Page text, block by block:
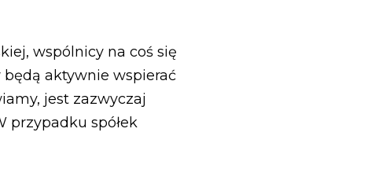
wspólnicy na coś się
będą aktywnie wspierać
jest zazwyczaj
przypadku spółek